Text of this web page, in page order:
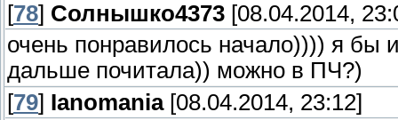
[78] Солнышко4373 [08.04.2014,
очень понравилось начало)))) я бы
дальше почитала)) можно в ПЧ?)
[79] Ianomania[08.04.2014, 23:12]